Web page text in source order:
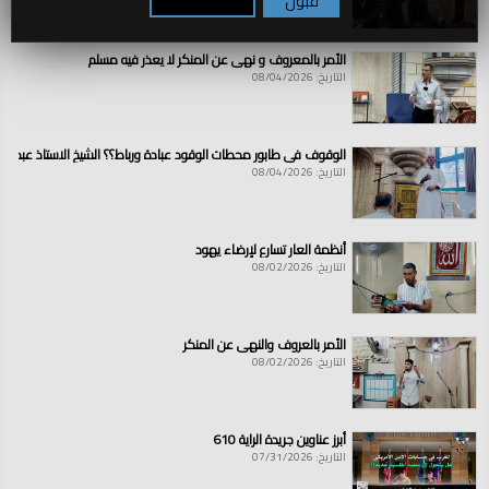
الأمر بالمعروف و نهي عن المنكر لا يعذر فيه مسلم
التاريخ: 08/04/2026
الوقوف في طابور محطات الوقود عبادة ورباط؟؟ الشيخ الاستاذ عبد
التاريخ: 08/04/2026
أنظمة العار تسارع لإرضاء يهود
التاريخ: 08/02/2026
الأمر بالعروف والنهي عن المنكر
التاريخ: 08/02/2026
أبرز عناوين جريدة الراية 610
التاريخ: 07/31/2026